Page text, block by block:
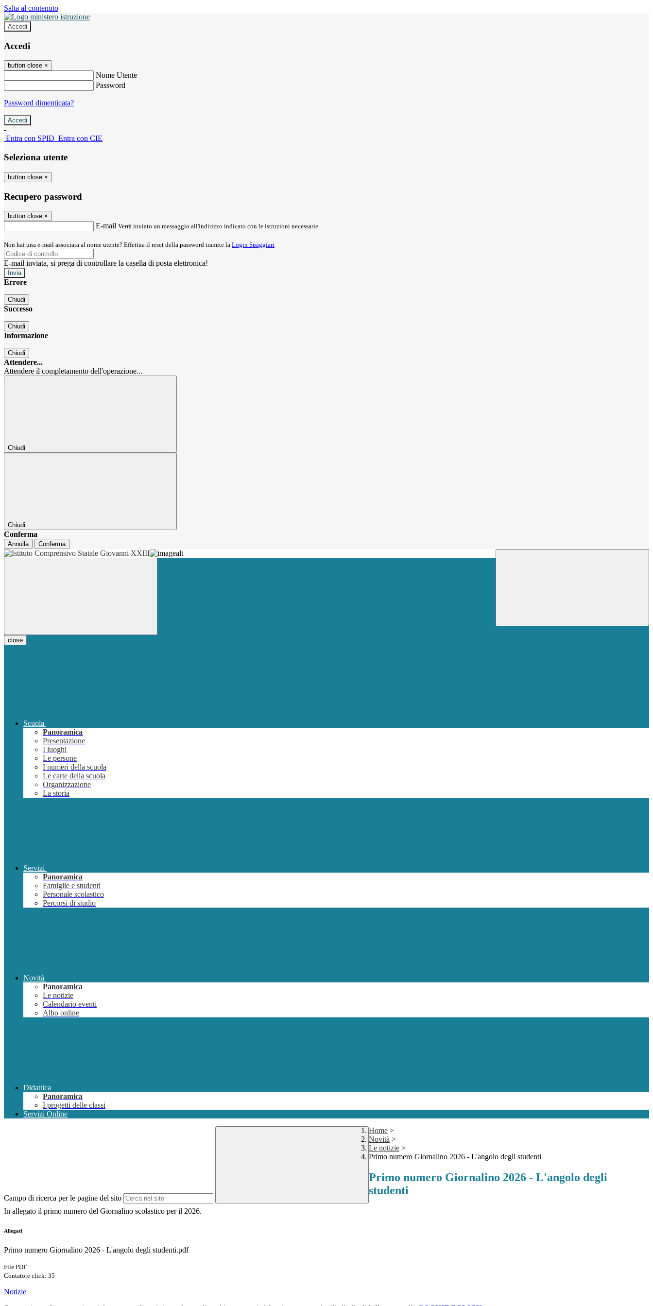
Salta al contenuto
Accedi
Accedi
button close ×
Nome Utente
Password
Password dimenticata?
-
Entra con SPID Entra con CIE
Seleziona utente
button close ×
Recupero password
button close ×
E-mail Verrà inviato un messaggio all'indirizzo indicato con le istruzioni necessarie.
Non hai una e-mail associata al nome utente? Effettua il reset della password tramite la Login Spaggiari
E-mail inviata, si prega di controllare la casella di posta elettronica!
Errore
Chiudi
Successo
Chiudi
Informazione
Chiudi
Attendere...
Attendere il completamento dell'operazione...
Chiudi
Chiudi
Conferma
Annulla Conferma
close
Scuola
Panoramica
Presentazione
I luoghi
Le persone
I numeri della scuola
Le carte della scuola
Organizzazione
La storia
Servizi
Panoramica
Famiglie e studenti
Personale scolastico
Percorsi di studio
Novità
Panoramica
Le notizie
Calendario eventi
Albo online
Didattica
Panoramica
I progetti delle classi
Servizi Online
Campo di ricerca per le pagine del sito
Home >
Novità >
Le notizie >
Primo numero Giornalino 2026 - L'angolo degli studenti
Primo numero Giornalino 2026 - L'angolo degli
studenti
In allegato il primo numero del Giornalino scolastico per il 2026.
Allegati
Primo numero Giornalino 2026 - L'angolo degli studenti.pdf
File PDF
Contatore click: 35
Notizie